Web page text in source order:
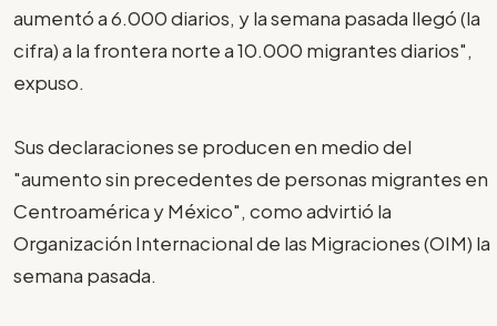
aumentó a 6.000 diarios, y la semana pasada llegó (la
cifra) a la frontera norte a 10.000 migrantes diarios",
expuso.
Sus declaraciones se producen en medio del
"aumento sin precedentes de personas migrantes en
Centroamérica y México", como advirtió la
Organización Internacional de las Migraciones (OIM) la
semana pasada.